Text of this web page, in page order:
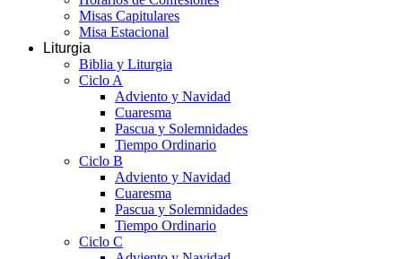
Misas Capitulares
Misa Estacional
Liturgia
Biblia y Liturgia
Ciclo A
Adviento y Navidad
Cuaresma
Pascua y Solemnidades
Tiempo Ordinario
Ciclo B
Adviento y Navidad
Cuaresma
Pascua y Solemnidades
Tiempo Ordinario
Ciclo C